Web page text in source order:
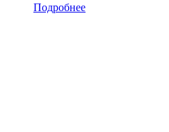
Подробнее